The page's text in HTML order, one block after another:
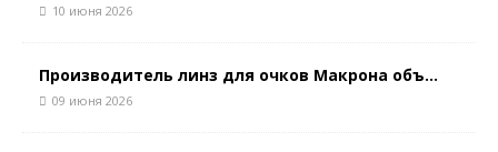
10 июня 2026
Производитель линз для очков Макрона объ...
09 июня 2026